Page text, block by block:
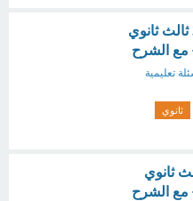
حل كتاب الرياضيات 3 ثالث ثانوي
تعليمية
ثانوي
الفيزياء 3 ثالث ثانوي